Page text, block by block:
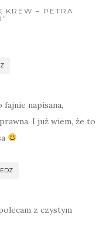
KREW – PETRA
fajnie napisana,
I już wiem, że to
z czystym